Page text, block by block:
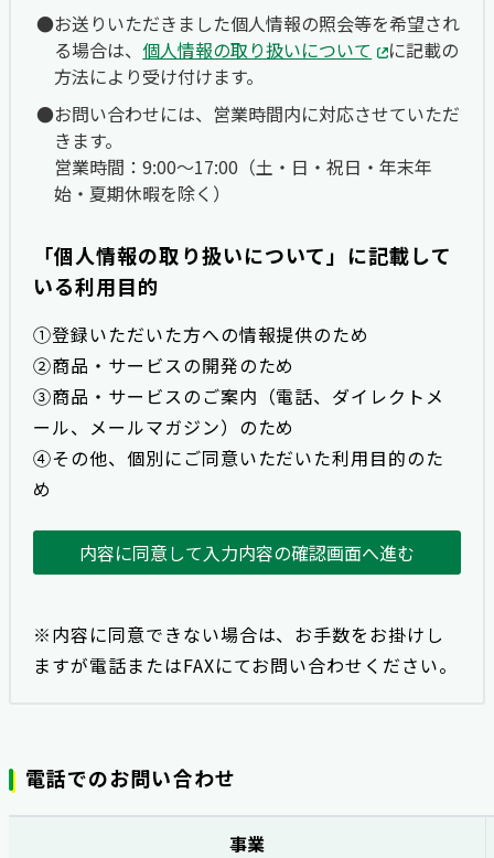
お送りいただきました個人情報の照会等を希望され
る場合は、 個人情報の取り扱いについて
に記載の
方法により受け付けます。
お問い合わせには、営業時間内に対応させていただ
きます。
営業時間：9:00〜17:00（土・日・祝日・年末年
始・夏期休暇を除く）
「個人情報の取り扱いについて」に記載して
いる利用目的
①登録いただいた方への情報提供のため
②商品・サービスの開発のため
③商品・サービスのご案内（電話、ダイレクトメ
ール、メールマガジン）のため
④その他、個別にご同意いただいた利用目的のた
め
内容に同意して入力内容の確認画面へ進む
※内容に同意できない場合は、お手数をお掛けし
ますが電話またはFAXにてお問い合わせください。
電話でのお問い合わせ
事業